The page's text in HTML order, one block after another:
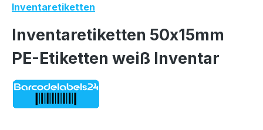
Inventaretiketten
Inventaretiketten 50x15mm
PE-Etiketten weiß Inventar